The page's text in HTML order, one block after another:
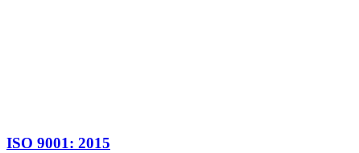
ISO 9001: 2015